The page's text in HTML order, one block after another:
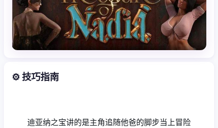
⚙️ 技巧指南
迪亚纳之宝讲的是主角追随他爸的脚步当上冒险